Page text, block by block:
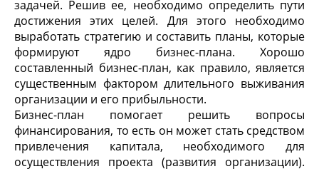
задачей. Решив ее, необходимо определить пути
достижения этих целей. Для этого необходимо
выработать стратегию и составить планы, которые
формируют ядро бизнес-плана. Хорошо
составленный бизнес-план, как правило, является
существенным фактором длительного выживания
организации и его прибыльности.
Бизнес-план помогает решить вопросы
финансирования, то есть он может стать средством
привлечения капитала, необходимого для
осуществления проекта (развития организации).